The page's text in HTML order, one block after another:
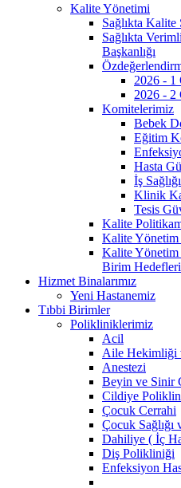
Kalite Yönetimi
Sağlıkta Kalite
Sağlıkta
Başkanlığı
2026 - 1
2026 - 2
Komitelerimiz
Bebek
Eğitim
Hasta
İş
Klinik
Tesis
Kalite
Kalite
Kalite Yönetim
Birim Hedefleri
Hizmet Binalarımız
Yeni Hastanemiz
Tıbbi Birimler
Polikliniklerimiz
Acil
Aile Hekimliği
Anestezi
Beyin ve Sinir
Cildiye
Çocuk Cerrahi
Çocuk Sağlığı
Dahiliye ( İç
Diş Polikliniği
Enfeksiyon